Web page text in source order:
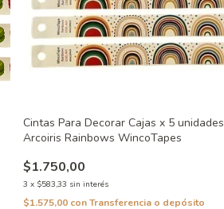
Cintas Para Decorar Cajas x 5 unidades
Arcoiris Rainbows WincoTapes
$1.750,00
3 x $583,33 sin interés
$1.575,00 conTransferencia o depósito